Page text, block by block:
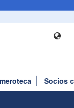
Socios